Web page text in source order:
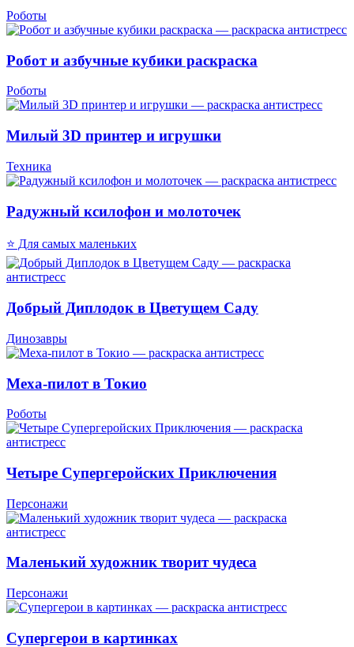
Роботы
Робот и азбучные кубики раскраска
Роботы
Милый 3D принтер и игрушки
Техника
Радужный ксилофон и молоточек
⭐ Для самых маленьких
Добрый Диплодок в Цветущем Саду
Динозавры
Меха-пилот в Токио
Роботы
Четыре Супергеройских Приключения
Персонажи
Маленький художник творит чудеса
Персонажи
Супергерои в картинках